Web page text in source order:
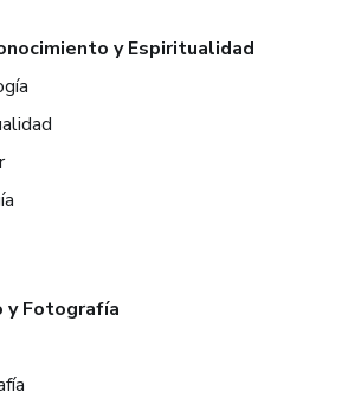
y Espiritualidad
y Fotografía